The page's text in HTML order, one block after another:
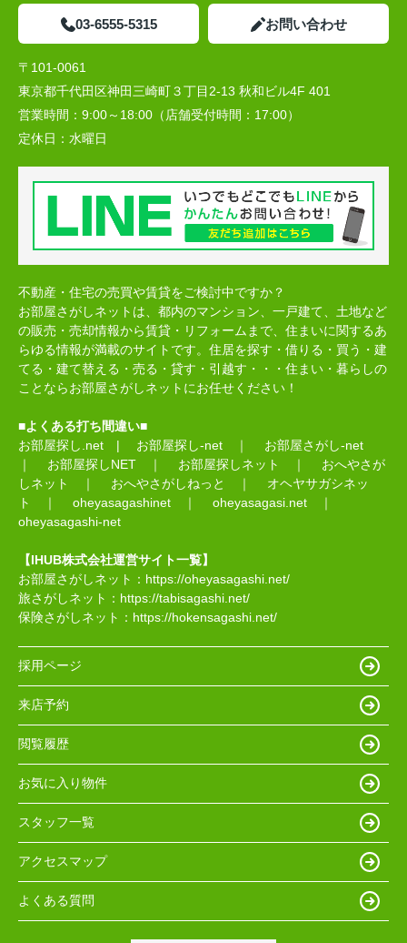
03-6555-5315 お問い合わせ
〒101-0061
東京都千代田区神田三崎町３丁目2-13 秋和ビル4F 401
営業時間： 9:00～18:00（店舗受付時間：17:00）
定休日： 水曜日
不動産・住宅の売買や賃貸をご検討中ですか？
お部屋さがしネットは、都内のマンション、一戸建て、土地など
の販売・売却情報から賃貸・リフォームまで、住まいに関するあ
らゆる情報が満載のサイトです。住居を探す・借りる・買う・建
てる・建て替える・売る・貸す・引越す・・・住まい・暮らしの
ことならお部屋さがしネットにお任せください！
■よくある打ち間違い■
お部屋探し.net | お部屋探し-net ｜ お部屋さがし-net
｜ お部屋探しNET ｜ お部屋探しネット ｜ おへやさが
しネット
｜ おへやさがしねっと ｜ オヘヤサガシネッ
ト
｜ oheyasagashinet ｜ oheyasagasi.net ｜
oheyasagashi-net
【IHUB株式会社運営サイト一覧】
お部屋さがしネット： https://oheyasagashi.net/
旅さがしネット： https://tabisagashi.net/
保険さがしネット： https://hokensagashi.net/
採用ページ
来店予約
閲覧履歴
お気に入り物件
スタッフ一覧
アクセスマップ
よくある質問